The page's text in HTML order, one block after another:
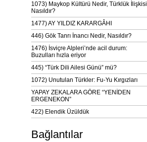
1073) Maykop Kültürü Nedir, Türklük İlişkisi
Nasıldır?
1477) AY YILDIZ KARARGÂHI
446) Gök Tanrı İnancı Nedir, Nasıldır?
1476) İsviçre Alpleri’nde acil durum:
Buzulları hızla eriyor
445) “Türk Dili Ailesi Günü” mü?
1072) Unutulan Türkler: Fu-Yu Kırgızları
YAPAY ZEKALARA GÖRE “YENİDEN
ERGENEKON”
422) Elendik Üzüldük
Bağlantılar